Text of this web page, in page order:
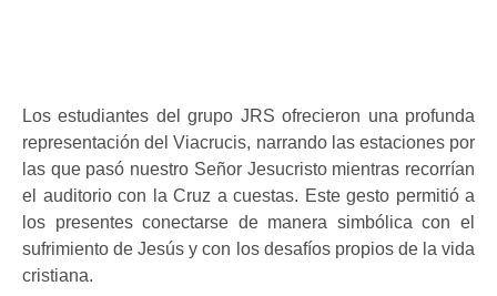
Los estudiantes del grupo JRS ofrecieron una profunda
representación del Viacrucis, narrando las estaciones por
las que pasó nuestro Señor Jesucristo mientras recorrían
el auditorio con la Cruz a cuestas. Este gesto permitió a
los presentes conectarse de manera simbólica con el
sufrimiento de Jesús y con los desafíos propios de la vida
cristiana.